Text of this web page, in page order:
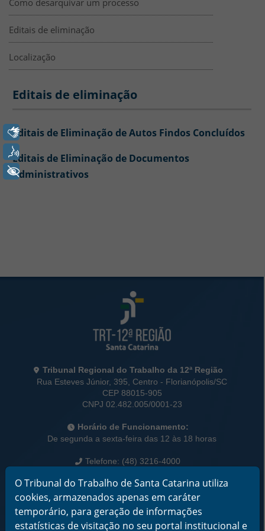
Como desarquivar um processo
Editais de eliminação
Localização
Editais de eliminação
Editais de eliminação
Editais de Eliminação de Autos Findos Concluídos
Editais de Eliminação de Documentos
Administrativos
Informações de Contato
Tribunal Regional do Trabalho da 12ª Região
Rua Esteves Júnior, 395, Centro - Florianópolis/SC
CEP 88015-905
CNPJ 02.482.005/0001-23
Horário de Funcionamento:
De segunda a sexta-feira das 12 às 18 horas
Telefone: (48) 3216-4000
Links Rápidos
Institucional
Serviços
O Tribunal do Trabalho de Santa Catarina utiliza
cookies, armazenados apenas em caráter
temporário, para geração de informações
estatísticas de visitação no seu portal institucional e
Libras
Voz
+ Acessibilidade